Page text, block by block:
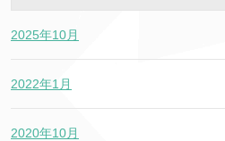
2025年10月
2022年1月
2020年10月